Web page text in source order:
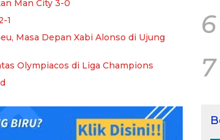
Man City 3-0
1
Masa Depan Xabi Alonso di Ujung
Olympiacos di Liga Champions
6
7